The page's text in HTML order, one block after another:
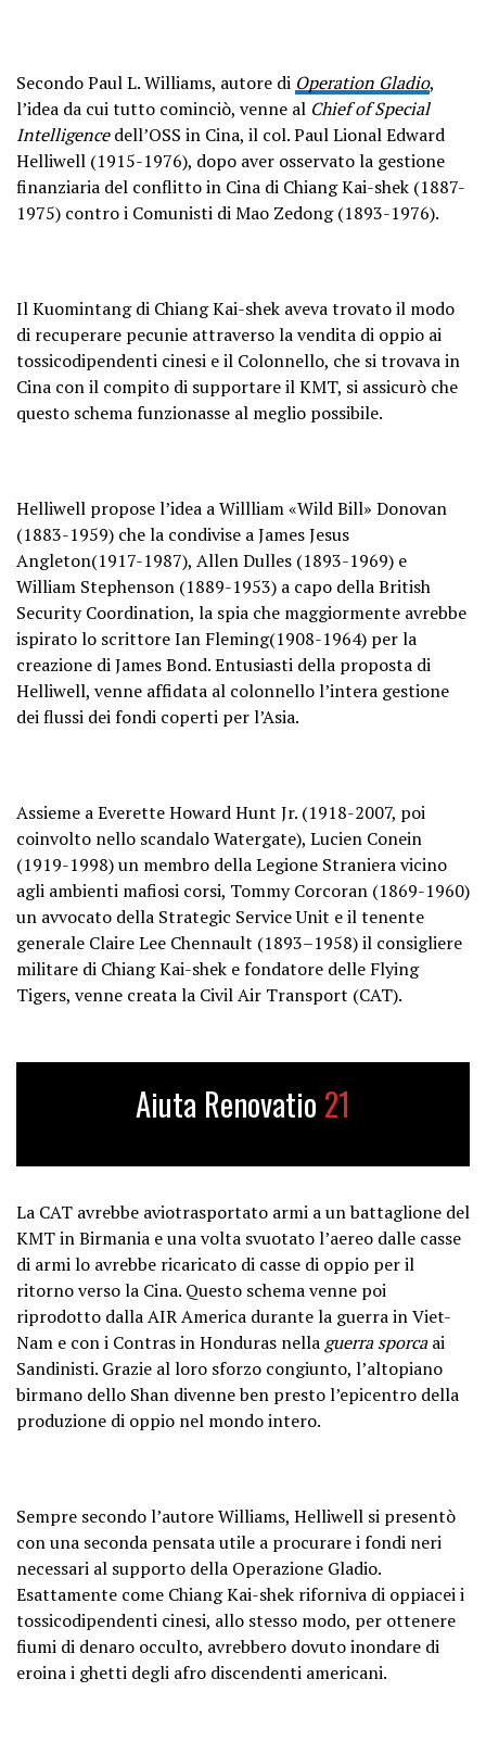
Secondo Paul L. Williams, autore di Operation Gladio,
l’idea da cui tutto cominciò, venne al Chief of Special
Intelligencedell’OSS in Cina, il col. Paul Lional Edward
Helliwell (1915-1976), dopo aver osservato la gestione
finanziaria del conflitto in Cina di Chiang Kai-shek (1887-
1975) contro i Comunisti di Mao Zedong (1893-1976).
Il Kuomintang di Chiang Kai-shek aveva trovato il modo
di recuperare pecunie attraverso la vendita di oppio ai
tossicodipendenti cinesi e il Colonnello, che si trovava in
Cina con il compito di supportare il KMT, si assicurò che
questo schema funzionasse al meglio possibile.
Helliwell propose l’idea a Willliam «Wild Bill» Donovan
(1883-1959) che la condivise a James Jesus
Angleton(1917-1987), Allen Dulles (1893-1969) e
William Stephenson (1889-1953) a capo della British
Security Coordination, la spia che maggiormente avrebbe
ispirato lo scrittore Ian Fleming(1908-1964) per la
creazione di James Bond. Entusiasti della proposta di
Helliwell, venne affidata al colonnello l’intera gestione
dei flussi dei fondi coperti per l’Asia.
Assieme a Everette Howard Hunt Jr. (1918-2007, poi
coinvolto nello scandalo Watergate), Lucien Conein
(1919-1998) un membro della Legione Straniera vicino
agli ambienti mafiosi corsi, Tommy Corcoran (1869-1960)
un avvocato della Strategic Service Unit e il tenente
generale Claire Lee Chennault (1893–1958) il consigliere
militare di Chiang Kai-shek e fondatore delle Flying
Tigers, venne creata la Civil Air Transport (CAT).
Aiuta Renovatio 21
La CAT avrebbe aviotrasportato armi a un battaglione del
KMT in Birmania e una volta svuotato l’aereo dalle casse
di armi lo avrebbe ricaricato di casse di oppio per il
ritorno verso la Cina. Questo schema venne poi
riprodotto dalla AIR America durante la guerra in Viet-
Nam e con i Contras in Honduras nella guerra sporcaai
Sandinisti. Grazie al loro sforzo congiunto, l’altopiano
birmano dello Shan divenne ben presto l’epicentro della
produzione di oppio nel mondo intero.
Sempre secondo l’autore Williams, Helliwell si presentò
con una seconda pensata utile a procurare i fondi neri
necessari al supporto della Operazione Gladio.
Esattamente come Chiang Kai-shek riforniva di oppiacei i
tossicodipendenti cinesi, allo stesso modo, per ottenere
fiumi di denaro occulto, avrebbero dovuto inondare di
eroina i ghetti degli afro discendenti americani.